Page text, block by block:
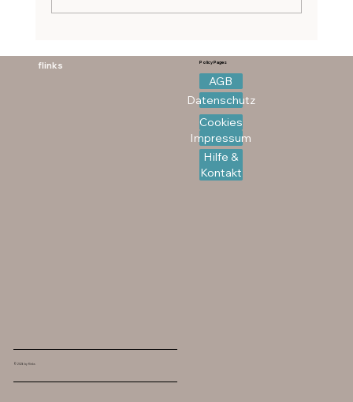
Zyklusgerecht essen
flinks
© 2026 by flinks
Policy Pages
AGB
Datenschutz
Cookies
Impressum
Hilfe &
Kontakt